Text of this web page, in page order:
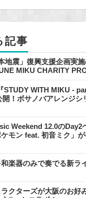
記事
地震」復興支援企画実
MIKU CHARITY
STUDY WITH MIKU -
開！ボサノバアレンジシ
Weekend 12.0のDay2
モン feat. 初音ミク」
楽器のみで奏でる新ラ
クターズが大阪のお好